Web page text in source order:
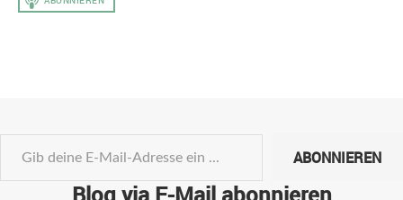
ABONNIEREN